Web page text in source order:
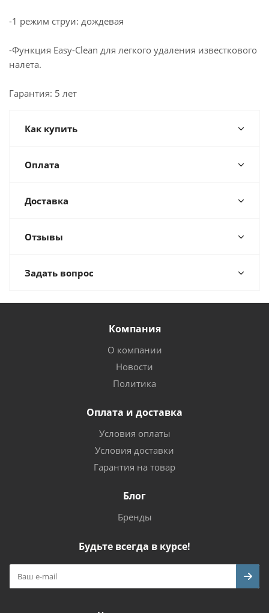
-1 режим струи: дождевая
-Функция Easy-Clean для легкого удаления известкового
налета.
Гарантия: 5 лет
Как купить
Оплата
Доставка
Отзывы
Задать вопрос
Компания
О компании
Новости
Политика
Оплата и доставка
Условия оплаты
Условия доставки
Гарантия на товар
Блог
Бренды
Будьте всегда в курсе!